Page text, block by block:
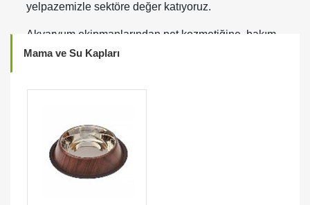
yelpazemizle sektöre değer katıyoruz.
Akvaryum ekipmanlarından pet kozmetiğine, bakım
ürünlerinden aksesuar ve ekipmanlara kadar birçok
Opawz, Crazy Liberty, Savic, Bama Spa ve Camon
yer almaktadır.
Profesyonel pet kuaförleri ve pet shoplar için özel
Mama ve Su Kapları